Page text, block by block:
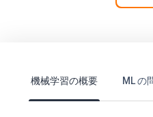
機械学習の概要 ML の